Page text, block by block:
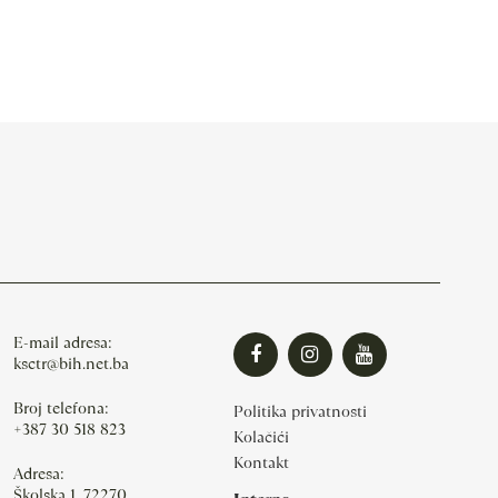
E-mail adresa:
ksctr@bih.net.ba
Broj telefona:
+387 30 518 823
Adresa:
Politika privatnosti
Kolačići
Kontakt